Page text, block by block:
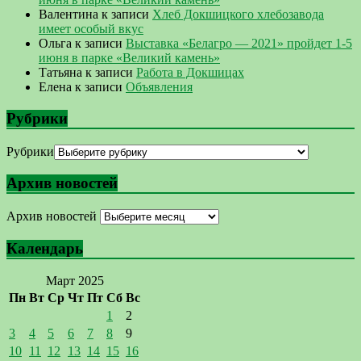
Валентина к записи Хлеб Докшицкого хлебозавода
имеет особый вкус
Ольга к записи Выставка «Белагро — 2021» пройдет 1-5
июня в парке «Великий камень»
Татьяна к записи Работа в Докшицах
Елена к записи Объявления
Рубрики
Рубрики
Архив новостей
Архив новостей
Календарь
Март 2025
Пн Вт Ср Чт Пт Сб Вс
1
2
3
4 5 6 7 8
9
10 11 12 13 14 15 16